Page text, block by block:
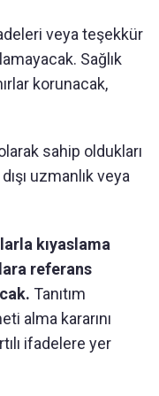
veya teşekkür
Sağlık
korunacak,
sahip oldukları
uzmanlık veya
kıyaslama
referans
Tanıtım
alma kararını
ifadelere yer